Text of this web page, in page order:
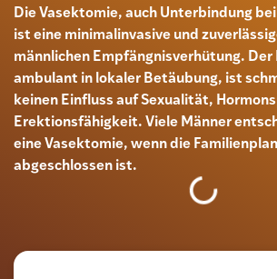
Die Vasektomie, auch Unterbindung
ist eine minimalinvasive und
männlichen Empfängnisverhütung.
ambulant in lokaler Betäubung, ist
keinen Einfluss auf Sexualität,
Erektionsfähigkeit. Viele Männer
eine Vasektomie, wenn die
abgeschlossen ist.